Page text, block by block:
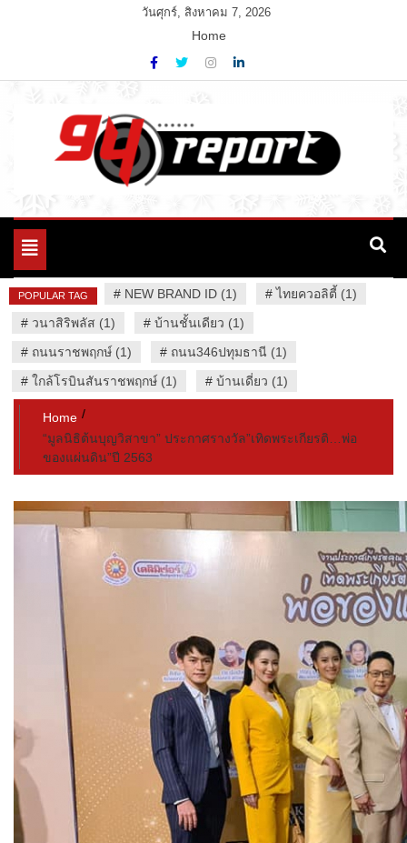
วันศุกร์, สิงหาคม 7, 2026
Home
94 Report.com
Variety News
Toggle
POPULAR TAG # NEW BRAND ID (1) #ไทยควอลิตี้ (1)
# วนาสิริพลัส (1) # บ้านชั้นเดียว (1)
# ถนนราชพฤกษ์ (1) # ถนน346ปทุมธานี (1)
# ใกล้โรบินสันราชพฤกษ์ (1) # บ้านเดี่ยว (1)
Home
“มูลนิธิต้นบุญวิสาขา” ประกาศรางวัล”เทิดพระเกียรติ…พ่อ
ของแผ่นดิน”ปี​ 2563